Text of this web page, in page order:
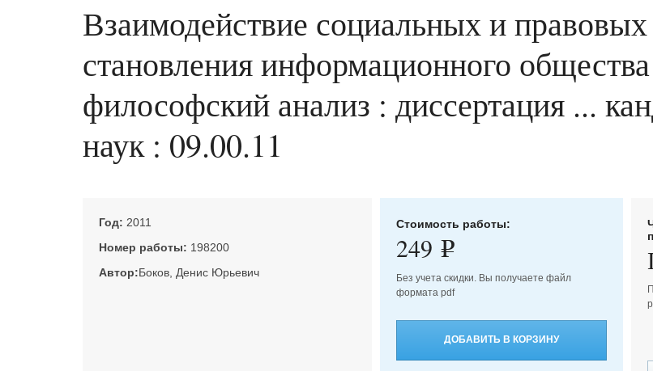
Взаимодействие социальных и правовых
становления информационного
философский анализ : диссертация ...
наук : 09.00.11
Год: 2011
Номер работы: 198200
Автор:Боков, Денис Юрьевич
Стоимость работы:
249 e
Без учета скидки. Вы получаете файл
формата pdf
ДОБАВИТЬ В КОРЗИНУ